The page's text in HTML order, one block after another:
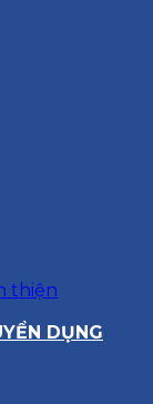
thiện
DỤNG